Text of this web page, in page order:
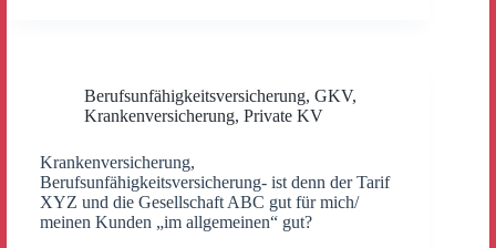
Berufsunfähigkeitsversicherung, GKV,
Krankenversicherung, Private KV
Krankenversicherung,
Berufsunfähigkeitsversicherung- ist denn der Tarif
XYZ und die Gesellschaft ABC gut für mich/
meinen Kunden „im allgemeinen“ gut?